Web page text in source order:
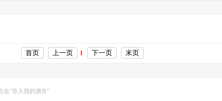
首页 上一页 1 下一页 末页
击“导入我的酒市”